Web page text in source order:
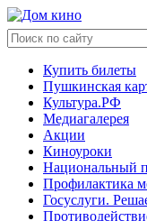
Купить билеты
Пушкинская
Культура.РФ
Медиагалерея
Акции
Киноуроки
Национальный
Профилактика
Госуслуги.